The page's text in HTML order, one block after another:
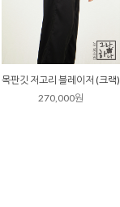
목판깃 저고리 블레이저 (크랙)
270,000원